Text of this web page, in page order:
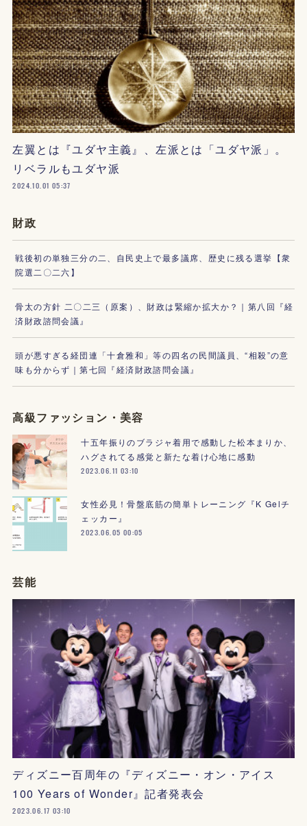
左翼とは『ユダヤ主義』、左派とは「ユダヤ派」。
リベラルもユダヤ派
2024.10.01 05:37
財政
戦後初の単独三分の二、自民史上で最多議席、歴史に残る選挙【衆
院選二〇二六】
骨太の方針 二〇二三（原案）、財政は緊縮か拡大か？｜第八回『経
済財政諮問会議』
頭が悪すぎる経団連「十倉雅和」等の四名の民間議員、“相殺”の意
味も分からず｜第七回『経済財政諮問会議』
高級ファッション・美容
十五年振りのブラジャ着用で感動した松本まりか、
ハグされてる感覚と新たな着け心地に感動
2023.06.11 03:10
女性必見！骨盤底筋の簡単トレーニング『K Gelチ
ェッカー』
2023.06.05 00:05
芸能
ディズニー百周年の『ディズニー・オン・アイス
100 Years of Wonder』記者発表会
2023.06.17 03:10